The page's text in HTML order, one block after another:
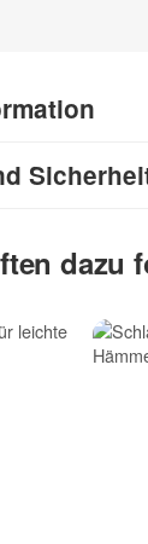
dazu